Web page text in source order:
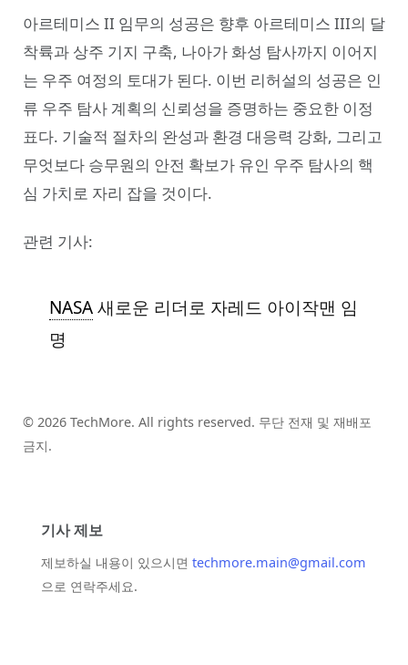
아르테미스 II 임무의 성공은 향후 아르테미스 III의 달
착륙과 상주 기지 구축, 나아가 화성 탐사까지 이어지
는 우주 여정의 토대가 된다. 이번 리허설의 성공은 인
류 우주 탐사 계획의 신뢰성을 증명하는 중요한 이정
표다. 기술적 절차의 완성과 환경 대응력 강화, 그리고
무엇보다 승무원의 안전 확보가 유인 우주 탐사의 핵
심 가치로 자리 잡을 것이다.
관련 기사:
NASA새로운 리더로 자레드 아이작맨 임
명
© 2026 TechMore. All rights reserved. 무단 전재 및 재배포
금지.
기사 제보
제보하실 내용이 있으시면 techmore.main@gmail.com
으로 연락주세요.